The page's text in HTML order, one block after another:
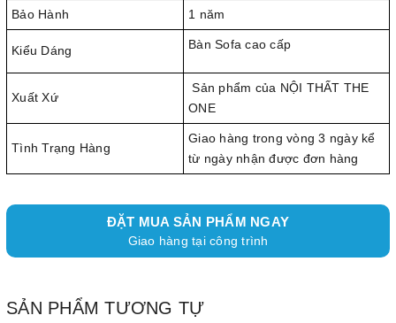
Bảo Hành 1 năm
Kiểu Dáng Bàn Sofa cao cấp
Xuất Xứ
Sản phẩm của NỘI THẤT THE
ONE
Tình Trạng Hàng
Giao hàng trong vòng 3 ngày kể
từ ngày nhận được đơn hàng
ĐẶT MUA SẢN PHẨM NGAY
Giao hàng tại công trình
SẢN PHẨM TƯƠNG TỰ